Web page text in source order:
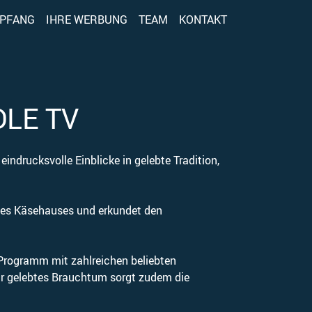
IHRE WERBUNG TEAM KONTAKT
TV
Einblicke in gelebte Tradition,
Käsehauses und erkundet den
mit zahlreichen beliebten
gelebtes Brauchtum sorgt zudem die